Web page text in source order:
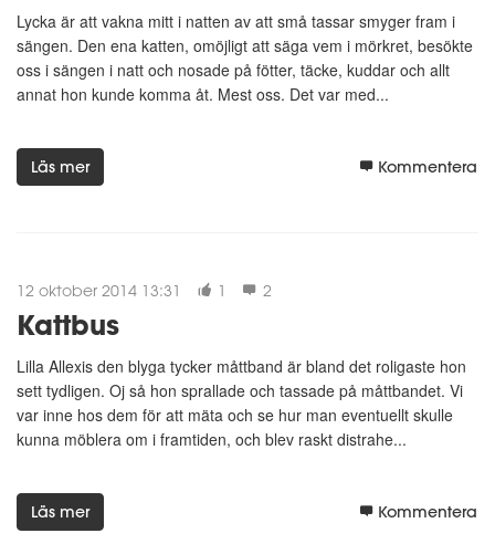
Lycka är att vakna mitt i natten av att små tassar smyger fram i
sängen. Den ena katten, omöjligt att säga vem i mörkret, besökte
oss i sängen i natt och nosade på fötter, täcke, kuddar och allt
annat hon kunde komma åt. Mest oss. Det var med...
Läs mer Kommentera
12 oktober 2014 13:31 1 2
Kattbus
Lilla Allexis den blyga tycker måttband är bland det roligaste hon
sett tydligen. Oj så hon sprallade och tassade på måttbandet. Vi
var inne hos dem för att mäta och se hur man eventuellt skulle
kunna möblera om i framtiden, och blev raskt distrahe...
Läs mer Kommentera